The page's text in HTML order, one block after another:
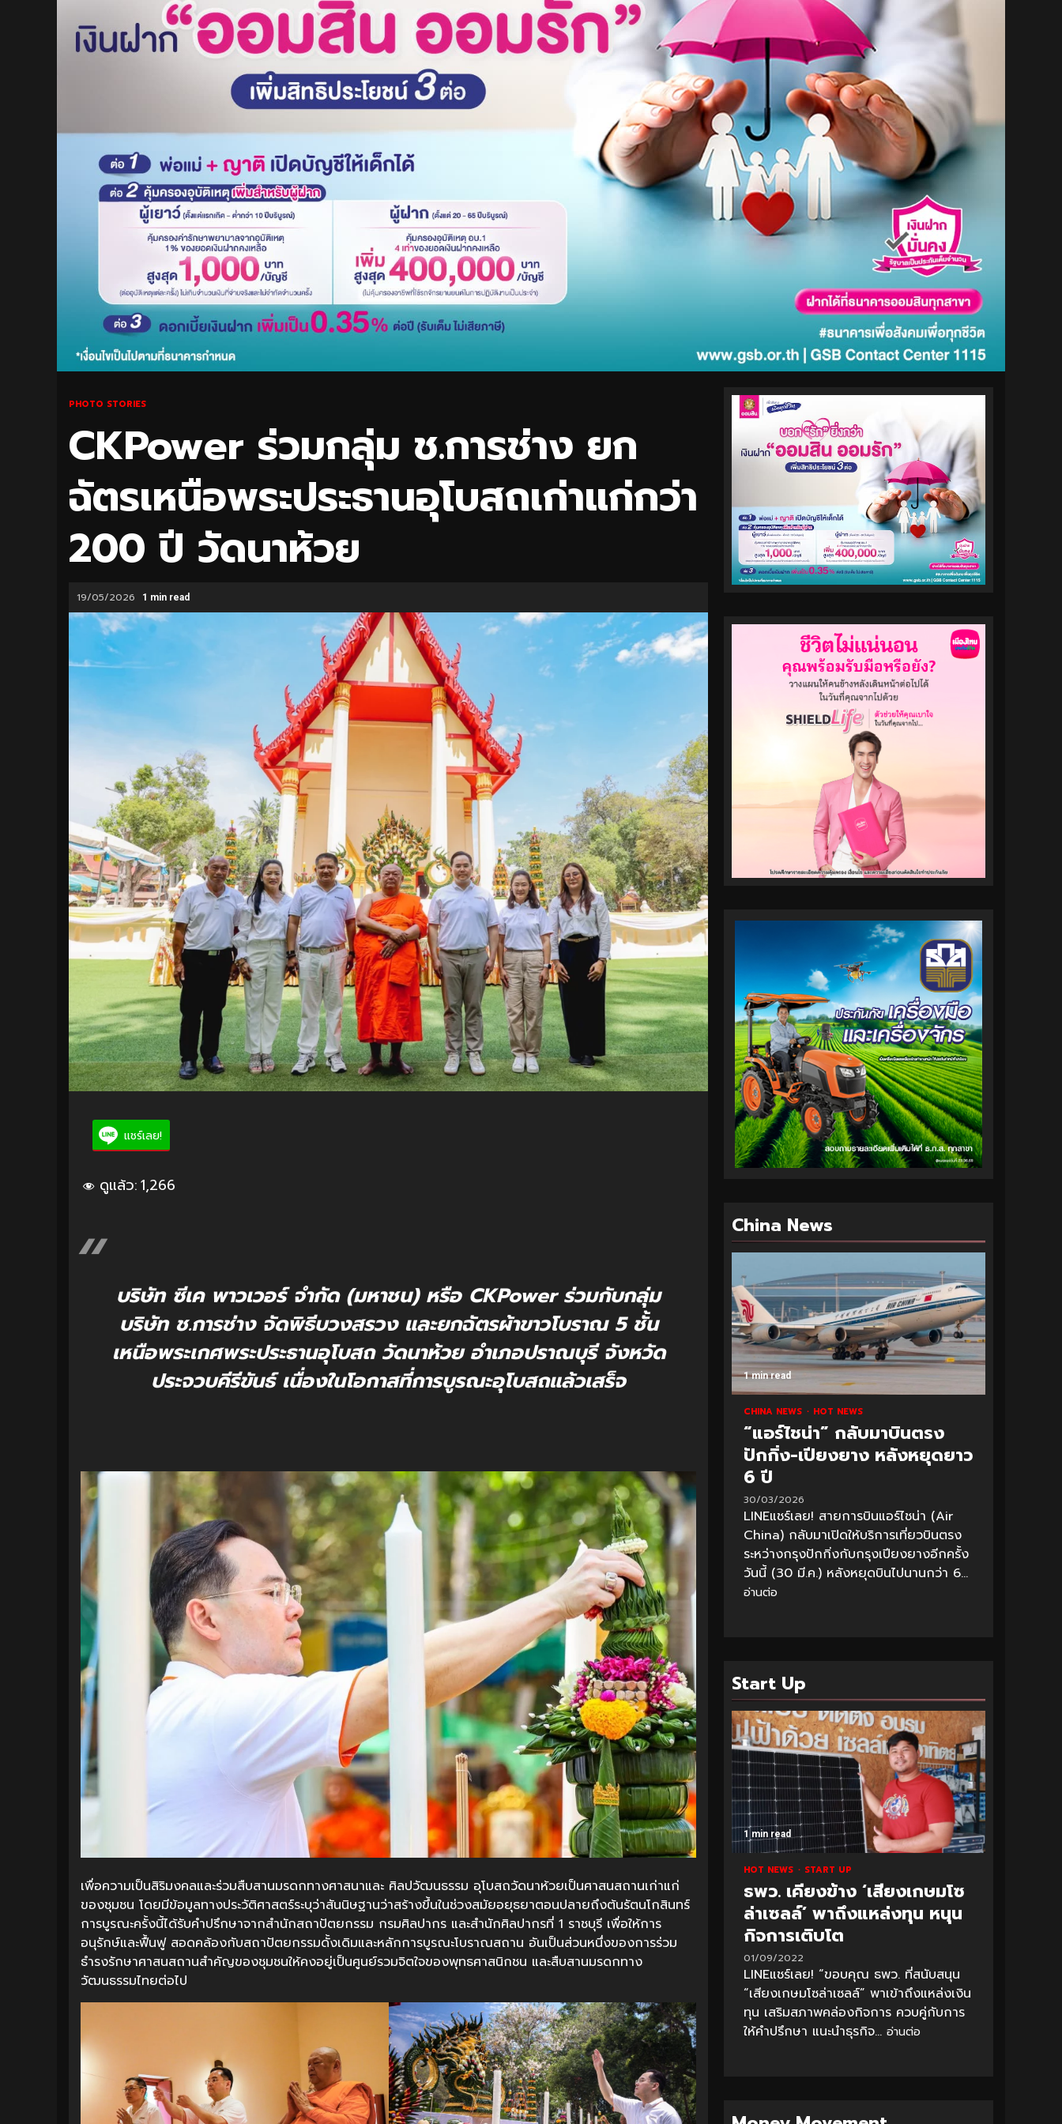
PHOTO STORIES
CKPower ร่วมกลุ่ม ช.การช่าง ยก
ฉัตรเหนือพระประธานอุโบสถเก่าแก่กว่า
200 ปี วัดนาห้วย
19/05/2026 1 min read
แชร์เลย!
ดูแล้ว:1,266
บริษัท ซีเค พาวเวอร์ จำกัด (มหาชน) หรือ CKPower ร่วมกับกลุ่ม
บริษัท ช.การช่าง จัดพิธีบวงสรวง และยกฉัตรผ้าขาวโบราณ 5 ชั้น
เหนือพระเกศพระประธานอุโบสถ วัดนาห้วย อำเภอปราณบุรี จังหวัด
ประจวบคีรีขันธ์ เนื่องในโอกาสที่การบูรณะอุโบสถแล้วเสร็จ
เพื่อความเป็นสิริมงคลและร่วมสืบสานมรดกทางศาสนาและ ศิลปวัฒนธรรม อุโบสถวัดนาห้วยเป็นศาสนสถานเก่าแก่
ของชุมชน โดยมีข้อมูลทางประวัติศาสตร์ระบุว่าสันนิษฐานว่าสร้างขึ้นในช่วงสมัยอยุธยาตอนปลายถึงต้นรัตนโกสินทร์
การบูรณะครั้งนี้ได้รับคำปรึกษาจากสำนักสถาปัตยกรรม กรมศิลปากร และสำนักศิลปากรที่ 1 ราชบุรี เพื่อให้การ
อนุรักษ์และฟื้นฟู สอดคล้องกับสถาปัตยกรรมดั้งเดิมและหลักการบูรณะโบราณสถาน อันเป็นส่วนหนึ่งของการร่วม
ธำรงรักษาศาสนสถานสำคัญของชุมชนให้คงอยู่เป็นศูนย์รวมจิตใจของพุทธศาสนิกชน และสืบสานมรดกทาง
วัฒนธรรมไทยต่อไป
China News
1 min read
CHINA NEWS HOT NEWS
“แอร์ไชน่า” กลับมาบินตรง
ปักกิ่ง-เปียงยาง หลังหยุดยาว
6 ปี
30/03/2026
LINEแชร์เลย! สายการบินแอร์ไชน่า (Air
China) กลับมาเปิดให้บริการเที่ยวบินตรง
ระหว่างกรุงปักกิ่งกับกรุงเปียงยางอีกครั้ง
วันนี้ (30 มี.ค.) หลังหยุดบินไปนานกว่า 6...
อ่านต่อ
Start Up
1 min read
HOT NEWS START UP
ธพว. เคียงข้าง ‘เสียงเกษมโซ
ล่าเซลล์’ พาถึงแหล่งทุน หนุน
กิจการเติบโต
01/09/2022
LINEแชร์เลย! “ขอบคุณ ธพว. ที่สนับสนุน
“เสียงเกษมโซล่าเซลล์” พาเข้าถึงแหล่งเงิน
ทุน เสริมสภาพคล่องกิจการ ควบคู่กับการ
ให้คำปรึกษา แนะนำธุรกิจ... อ่านต่อ